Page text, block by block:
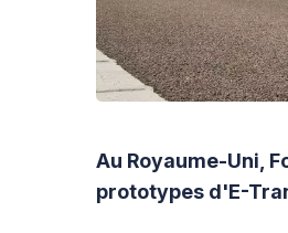
Au Royaume-Uni,
prototypes d'E-